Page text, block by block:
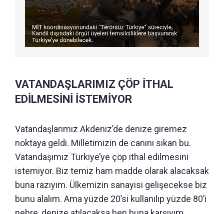
VATANDAŞLARIMIZ ÇÖP İTHAL
EDİLMESİNİ İSTEMİYOR
Vatandaşlarımız Akdeniz’de denize giremez
noktaya geldi. Milletimizin de canını sıkan bu.
Vatandaşımız Türkiye’ye çöp ithal edilmesini
istemiyor. Biz temiz ham madde olarak alacaksak
buna razıyım. Ülkemizin sanayisi gelişecekse biz
bunu alalım. Ama yüzde 20’si kullanılıp yüzde 80’i